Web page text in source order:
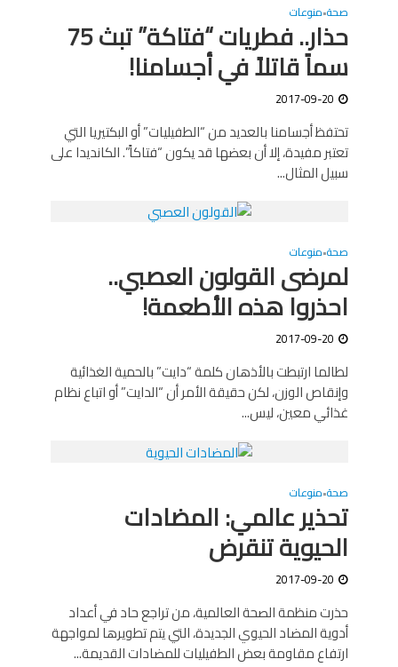
صحة•منوعات
حذار.. فطريات “فتاكة” تبث 75
سماً قاتلاً في أجسامنا!
2017-09-20
تحتفظ أجسامنا بالعديد من “الطفيليات” أو البكتيريا التي
تعتبر مفيدة، إلا أن بعضها قد يكون “فتاكاً”. الكانديدا على
سبيل المثال...
صحة•منوعات
لمرضى القولون العصبي..
احذروا هذه الأطعمة!
2017-09-20
لطالما ارتبطت بالأذهان كلمة “دايت” بالحمية الغذائية
وإنقاص الوزن، لكن حقيقة الأمر أن “الدايت” أو اتباع نظام
غذائي معين، ليس...
صحة•منوعات
تحذير عالمي: المضادات
الحيوية تنقرض
2017-09-20
حذرت منظمة الصحة العالمية، من تراجع حاد في أعداد
أدوية المضاد الحيوي الجديدة، التي يتم تطويرها لمواجهة
ارتفاع مقاومة بعض الطفيليات للمضادات القديمة...